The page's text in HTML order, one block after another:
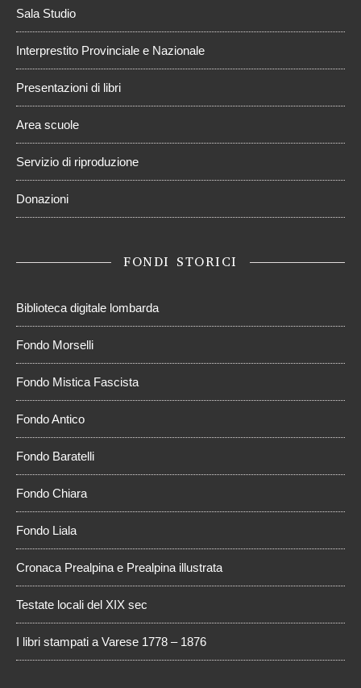
Sala Studio
Interprestito Provinciale e Nazionale
Presentazioni di libri
Area scuole
Servizio di riproduzione
Donazioni
FONDI STORICI
Biblioteca digitale lombarda
Fondo Morselli
Fondo Mistica Fascista
Fondo Antico
Fondo Baratelli
Fondo Chiara
Fondo Liala
Cronaca Prealpina e Prealpina illustrata
Testate locali del XIX sec
I libri stampati a Varese 1778 – 1876